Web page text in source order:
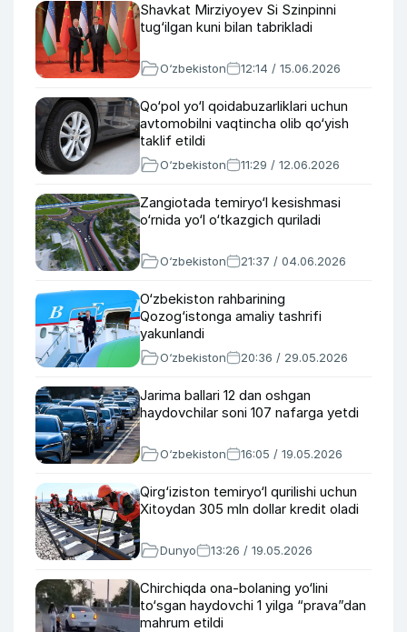
Shavkat Mirziyoyev Si Szinpinni
tug‘ilgan kuni bilan tabrikladi
O‘zbekiston 12:14 / 15.06.2026
Qo‘pol yo‘l qoidabuzarliklari uchun
avtomobilni vaqtincha olib qo‘yish
taklif etildi
O‘zbekiston 11:29 / 12.06.2026
Zangiotada temiryo‘l kesishmasi
o‘rnida yo‘l o‘tkazgich quriladi
O‘zbekiston 21:37 / 04.06.2026
O‘zbekiston rahbarining
Qozog‘istonga amaliy tashrifi
yakunlandi
O‘zbekiston 20:36 / 29.05.2026
Jarima ballari 12 dan oshgan
haydovchilar soni 107 nafarga yetdi
O‘zbekiston 16:05 / 19.05.2026
Qirg‘iziston temiryo‘l qurilishi uchun
Xitoydan 305 mln dollar kredit oladi
Dunyo 13:26 / 19.05.2026
Chirchiqda ona-bolaning yo‘lini
to‘sgan haydovchi 1 yilga “prava”dan
mahrum etildi